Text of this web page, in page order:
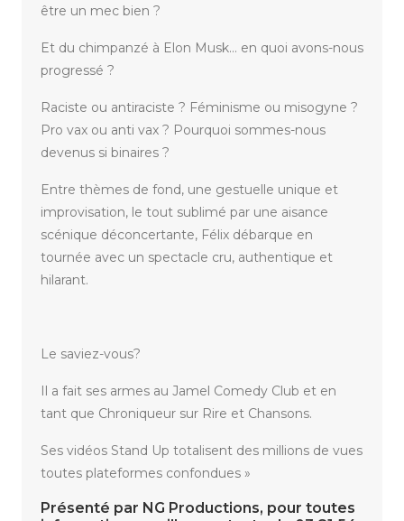
être un mec bien ?
Et du chimpanzé à Elon Musk… en quoi avons-nous
progressé ?
Raciste ou antiraciste ? Féminisme ou misogyne ?
Pro vax ou anti vax ? Pourquoi sommes-nous
devenus si binaires ?
Entre thèmes de fond, une gestuelle unique et
improvisation, le tout sublimé par une aisance
scénique déconcertante, Félix débarque en
tournée avec un spectacle cru, authentique et
hilarant.
Le saviez-vous?
Il a fait ses armes au Jamel Comedy Club et en
tant que Chroniqueur sur Rire et Chansons.
Ses vidéos Stand Up totalisent des millions de vues
toutes plateformes confondues »
Présenté par NG Productions, pour toutes